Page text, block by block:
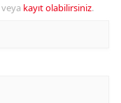
veya kayıt olabilirsiniz.